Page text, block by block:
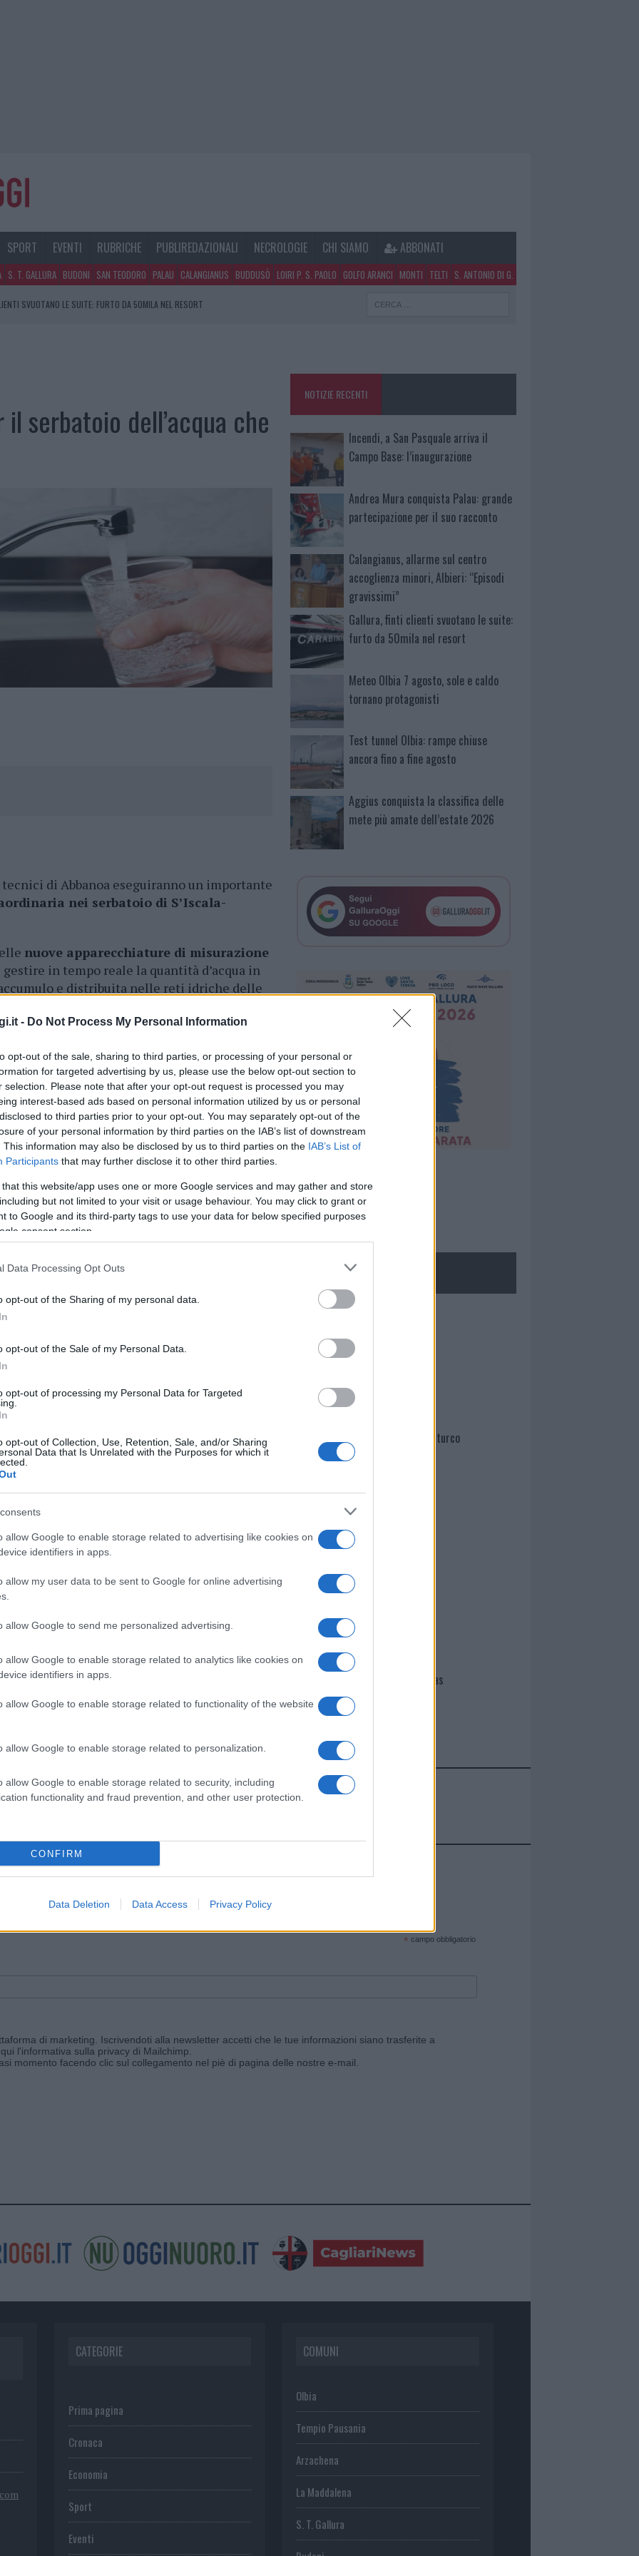
- Do Not Process My Personal Information
opt-out of the sale, sharing to third parties, or processing of your personal or
for targeted advertising by us, please use the below opt-out section to
selection. Please note that after your opt-out request is processed you may
interest-based ads based on personal information utilized by us or personal
to third parties prior to your opt-out. You may separately opt-out of the
of your personal information by third parties on the IAB’s list of downstream
This information may also be disclosed by us to third parties on the IAB’s List of
Participants that may further disclose it to other third parties.
that this website/app uses one or more Google services and may gather and store
but not limited to your visit or usage behaviour. You may click to grant or
to Google and its third-party tags to use your data for below specified purposes
consent section.
Data Processing Opt Outs
opt-out of the Sharing of my personal data.
opt-out of the Sale of my Personal Data.
opt-out of processing my Personal Data for Targeted
opt-out of Collection, Use, Retention, Sale, and/or Sharing
Data that Is Unrelated with the Purposes for which it
allow Google to enable storage related to advertising like cookies on
identifiers in apps.
allow my user data to be sent to Google for online advertising
allow Google to send me personalized advertising.
allow Google to enable storage related to analytics like cookies on
identifiers in apps.
allow Google to enable storage related to functionality of the website
allow Google to enable storage related to personalization.
allow Google to enable storage related to security, including
functionality and fraud prevention, and other user protection.
CONFIRM
Data Deletion Data Access Privacy Policy
SPORT EVENTI RUBRICHE PUBLIREDAZIONALI NECROLOGIE CHI SIAMO ABBONATI
S. T. GALLURA BUDONI SAN TEODORO PALAU CALANGIANUS BUDDUSÒ LOIRI P. S. PAOLO GOLFO ARANCI MONTI TELTI S. ANTONIO DI G.
SVUOTANO LE SUITE: FURTO DA 50MILA NEL RESORT
serbatoio dell’acqua che
di Abbanoa eseguiranno un importante
nei serbatoio di S’Iscala-
nuove apparecchiature di misurazione
in tempo reale la quantità d’acqua in
e distribuita nelle reti idriche delle
sistema idrico al servizio delle utenze.
durante questa fascia oraria l’erogazione
del serbatoio stesso. Eventualicali di
nelle zone più alte.
cliccandoqui
nella sezione
NOTIZIE RECENTI
Incendi, a San Pasquale arriva il
Campo Base: l’inaugurazione
Andrea Mura conquista Palau: grande
partecipazione per il suo racconto
Calangianus, allarme sul centro
accoglienza minori, Albieri: “Episodi
gravissimi”
Gallura, finti clienti svuotano le suite:
furto da 50mila nel resort
Meteo Olbia 7 agosto, sole e caldo
tornano protagonisti
Test tunnel Olbia: rampe chiuse
ancora fino a fine agosto
Aggius conquista la classifica delle
mete più amate dell’estate 2026
NECROLOGIE
Martina Agostina Diturco
I nostri cari
I nostri cari
Giovannimaria Cabras
Invia un Comunicato Stampa|Pubblicità|Segnala
e ricevi le nostre email periodiche contenenti le ultime notizie pubblicate sul sito web!
* campo obbligatorio
di marketing. Iscrivendoti alla newsletter accetti che le tue informazioni siano trasferite a
l'informativa sulla privacy di Mailchimp
momento facendo clic sul collegamento nel piè di pagina delle nostre e-mail.
CATEGORIE
Prima pagina
Cronaca
Economia
Sport
Eventi
COMUNI
Olbia
Tempio Pausania
Arzachena
La Maddalena
S. T. Gallura